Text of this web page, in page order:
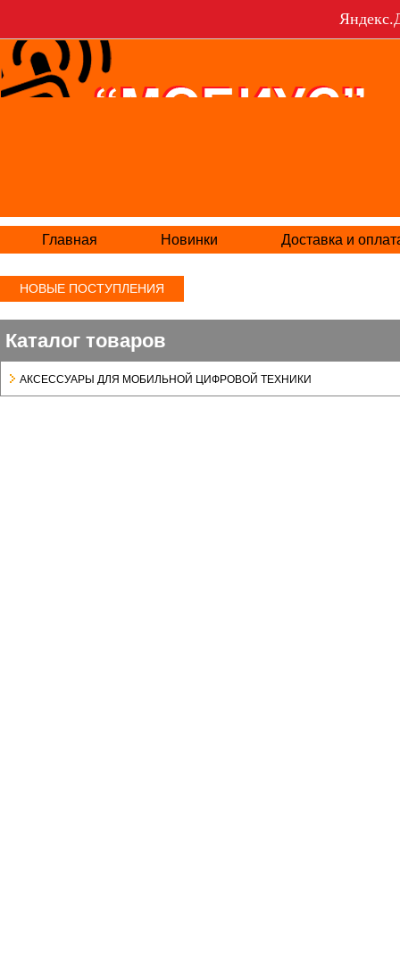
Главная Новинки Доставка и
НОВЫЕ ПОСТУПЛЕНИЯ
Каталог товаров
АКСЕСCУАРЫ ДЛЯ МОБИЛЬНОЙ ЦИФРОВОЙ ТЕХНИКИ